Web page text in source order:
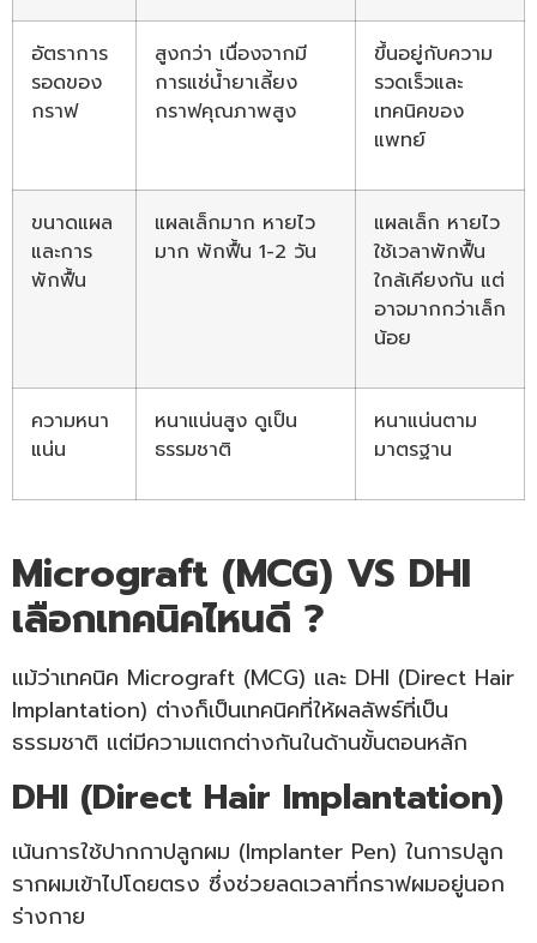
อัตราการ
รอดของ
กราฟ
สูงกว่า เนื่องจากมี
การแช่น้ำยาเลี้ยง
กราฟคุณภาพสูง
ขึ้นอยู่กับความ
รวดเร็วและ
เทคนิคของ
แพทย์
ขนาดแผล
และการ
พักฟื้น
แผลเล็กมาก หายไว
มาก พักฟื้น 1-2 วัน
แผลเล็ก หายไว
ใช้เวลาพักฟื้น
ใกล้เคียงกัน แต่
อาจมากกว่าเล็ก
น้อย
ความหนา
แน่น
หนาแน่นสูง ดูเป็น
ธรรมชาติ
หนาแน่นตาม
มาตรฐาน
Micrograft (MCG) VS DHI
เลือกเทคนิคไหนดี ?
แม้ว่าเทคนิค Micrograft (MCG) และ DHI (Direct Hair
Implantation) ต่างก็เป็นเทคนิคที่ให้ผลลัพธ์ที่เป็น
ธรรมชาติ แต่มีความแตกต่างกันในด้านขั้นตอนหลัก
DHI (Direct Hair Implantation)
เน้นการใช้ปากกาปลูกผม (Implanter Pen) ในการปลูก
รากผมเข้าไปโดยตรง ซึ่งช่วยลดเวลาที่กราฟผมอยู่นอก
ร่างกาย